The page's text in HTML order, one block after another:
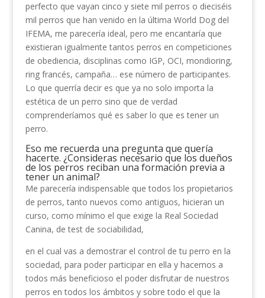
perfecto que vayan cinco y siete mil perros o dieciséis
mil perros que han venido en la última World Dog del
IFEMA, me parecería ideal, pero me encantaría que
existieran igualmente tantos perros en competiciones
de obediencia, disciplinas como IGP, OCI, mondioring,
ring francés, campaña… ese número de participantes.
Lo que querría decir es que ya no solo importa la
estética de un perro sino que de verdad
comprenderíamos qué es saber lo que es tener un
perro.
Eso me recuerda una pregunta que quería
hacerte. ¿Consideras necesario que los dueños
de los perros reciban una formación previa a
tener un animal?
Me parecería indispensable que todos los propietarios
de perros, tanto nuevos como antiguos, hicieran un
curso, como mínimo el que exige la Real Sociedad
Canina, de test de sociabilidad,
en el cual vas a demostrar el control de tu perro en la
sociedad, para poder participar en ella y hacernos a
todos más beneficioso el poder disfrutar de nuestros
perros en todos los ámbitos y sobre todo el que la